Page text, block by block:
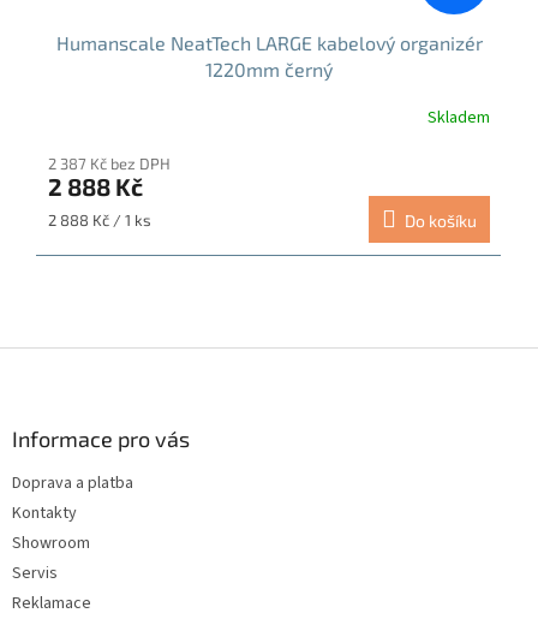
Humanscale NeatTech LARGE kabelový organizér
1220mm černý
produktu
je
5,0
5
Skladem
2 387 Kč bez DPH
2 888 Kč
Měrná
2 888 Kč / 1 ks Do košíku
Informace pro vás
Doprava a platba
Kontakty
Showroom
Servis
Reklamace